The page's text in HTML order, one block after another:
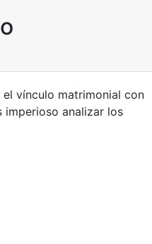
vínculo matrimonial con
imperioso analizar los